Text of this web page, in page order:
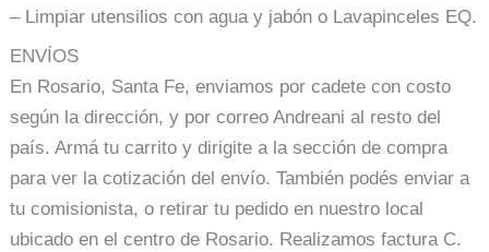
– Limpiar utensilios con agua y jabón o Lavapinceles EQ.
ENVÍOS
En Rosario, Santa Fe, enviamos por cadete con costo
según la dirección, y por correo Andreani al resto del
país. Armá tu carrito y dirigite a la sección de compra
para ver la cotización del envío. También podés enviar a
tu comisionista, o retirar tu pedido en nuestro local
ubicado en el centro de Rosario. Realizamos factura C.